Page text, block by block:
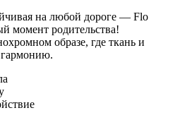
на любой дороге — Flo
момент родительства!
образе, где ткань и
гармонию.